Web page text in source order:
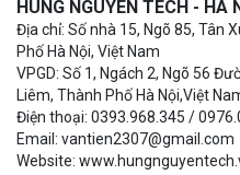
HÙNG NGUYÊN TECH - HÀ
Địa chỉ: Số nhà 15, Ngõ 85, Tân
Phố Hà Nội, Việt Nam
VPGD: Số 1, Ngách 2, Ngõ 56
Liêm, Thành Phố Hà Nội,Việt
Điện thoại: 0393.968.345 /
Email: vantien2307@gmail.com
Website: